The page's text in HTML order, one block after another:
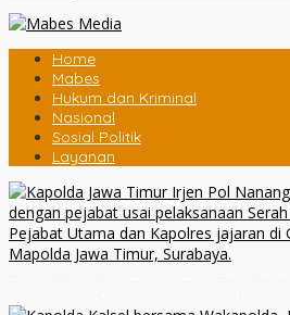
Home
Mabes
Hukum dan Kriminal
Nasional
Sosial Politik
Layanan